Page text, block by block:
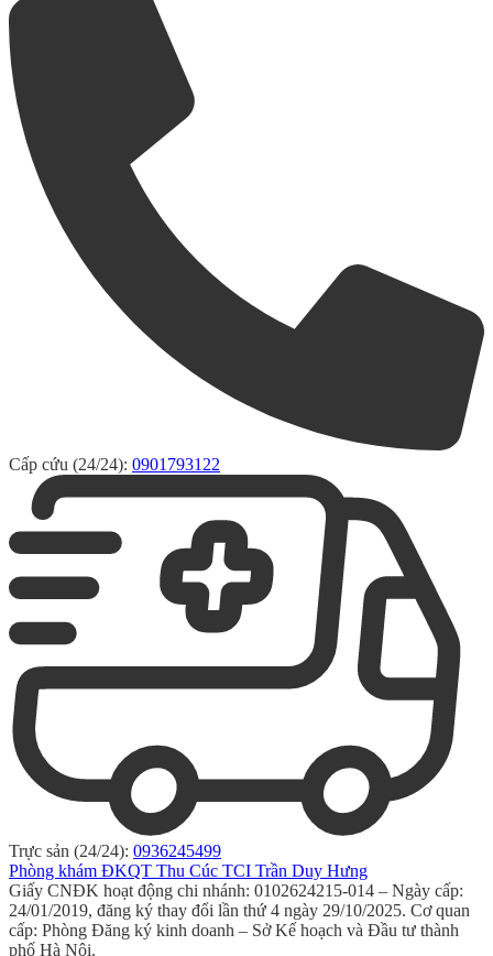
Cấp cứu (24/24): 0901793122
Trực sản (24/24): 0936245499
Phòng khám ĐKQT Thu Cúc TCI Trần Duy Hưng
Giấy CNĐK hoạt động chi nhánh: 0102624215-014 – Ngày cấp:
24/01/2019, đăng ký thay đổi lần thứ 4 ngày 29/10/2025. Cơ quan
cấp: Phòng Đăng ký kinh doanh – Sở Kế hoạch và Đầu tư thành
phố Hà Nội.